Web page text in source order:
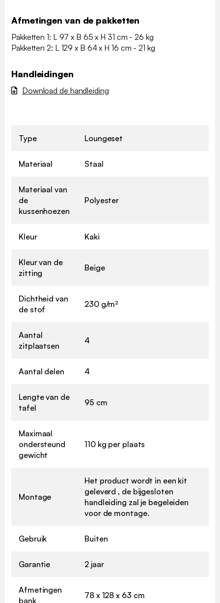
Afmetingen van de pakketten
Pakketten 1: L 97 x B 65 x H 31 cm - 26 kg
Pakketten 2: L 129 x B 64 x H 16 cm - 21 kg
Handleidingen
Download de handleiding
Type Loungeset
Materiaal Staal
Materiaal van
de
kussenhoezen
Polyester
Kleur Kaki
Kleur van de
zitting
Beige
Dichtheid van
de stof
230 g/m²
Aantal
zitplaatsen
4
Aantal delen 4
Lengte van de
tafel
95 cm
Maximaal
ondersteund
gewicht
110 kg per plaats
Montage
Het product wordt in een kit
geleverd , de bijgesloten
handleiding zal je begeleiden
voor de montage.
Gebruik Buiten
Garantie 2 jaar
Afmetingen
bank
78 x 128 x 63 cm